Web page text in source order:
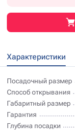
Характеристики
Посадочный размер
Способ открывания
Габаритный размер
Гарантия
Глубина посадки